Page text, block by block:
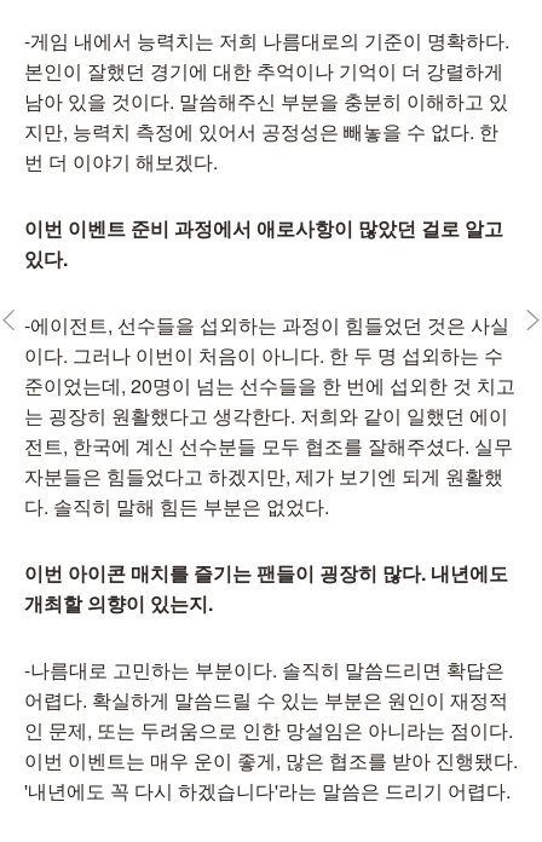
-게임 내에서 능력치는 저희 나름대로의 기준이 명확하다.
본인이 잘했던 경기에 대한 추억이나 기억이 더 강렬하게
남아 있을 것이다. 말씀해주신 부분을 충분히 이해하고 있
지만, 능력치 측정에 있어서 공정성은 빼놓을 수 없다. 한
번 더 이야기 해보겠다.
이번 이벤트 준비 과정에서 애로사항이 많았던 걸로 알고
있다.
-에이전트, 선수들을 섭외하는 과정이 힘들었던 것은 사실
이다. 그러나 이번이 처음이 아니다. 한 두 명 섭외하는 수
준이었는데, 20명이 넘는 선수들을 한 번에 섭외한 것 치고
는 굉장히 원활했다고 생각한다. 저희와 같이 일했던 에이
전트, 한국에 계신 선수분들 모두 협조를 잘해주셨다. 실무
자분들은 힘들었다고 하겠지만, 제가 보기엔 되게 원활했
다. 솔직히 말해 힘든 부분은 없었다.
이번 아이콘 매치를 즐기는 팬들이 굉장히 많다. 내년에도
개최할 의향이 있는지.
-나름대로 고민하는 부분이다. 솔직히 말씀드리면 확답은
어렵다. 확실하게 말씀드릴 수 있는 부분은 원인이 재정적
인 문제, 또는 두려움으로 인한 망설임은 아니라는 점이다.
이번 이벤트는 매우 운이 좋게, 많은 협조를 받아 진행됐다.
'내년에도 꼭 다시 하겠습니다'라는 말씀은 드리기 어렵다.